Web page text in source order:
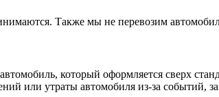
Также мы не перевозим
который оформляется сверх
или утраты автомобиля из‑за событий,